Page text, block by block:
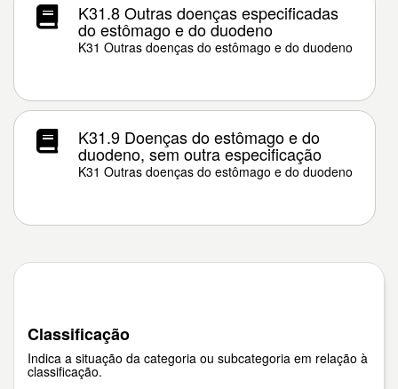
K31.8 Outras doenças especificadas
do estômago e do duodeno
K31 Outras doenças do estômago e do duodeno
K31.9 Doenças do estômago e do
duodeno, sem outra especificação
K31 Outras doenças do estômago e do duodeno
Classificação
Indica a situação da categoria ou subcategoria em relação à
classificação.